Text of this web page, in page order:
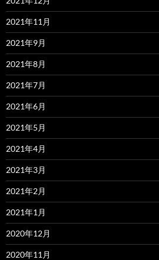
2021年11月
2021年9月
2021年8月
2021年7月
2021年6月
2021年5月
2021年4月
2021年3月
2021年2月
2021年1月
2020年12月
2020年11月